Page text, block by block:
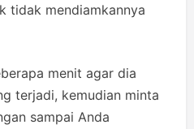
tidak mendiamkannya
menit agar dia
terjadi, kemudian minta
sampai Anda